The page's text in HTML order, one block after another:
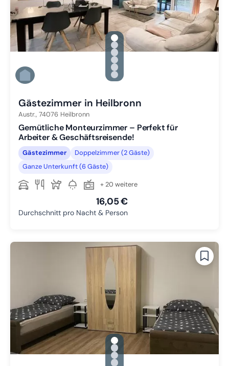
gallery.slide_selector
Zu Slide 1 wechseln
Zu Slide 2 wechseln
Zu Slide 3 wechseln
Zu Slide 4 wechseln
Zu Slide 5 wechseln
Zu Slide 6 wechseln
Gästezimmer in Heilbronn
Austr., 74076 Heilbronn
Gemütliche Monteurzimmer – Perfekt für
Arbeiter & Geschäftsreisende!
Gästezimmer
Doppelzimmer (2 Gäste)
Ganze Unterkunft (6 Gäste)
+ 20 weitere
16,05 €
Durchschnitt pro Nacht & Person
gallery.slide_selector
Zu Slide 1 wechseln
Zu Slide 2 wechseln
Zu Slide 3 wechseln